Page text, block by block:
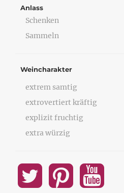
Anlass
Schenken
Sammeln
Weincharakter
extrem samtig
extrovertiert kräftig
explizit fruchtig
extra würzig